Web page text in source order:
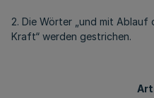
2. Die Wörter „und mit Ablauf
Kraft“ werden gestrichen.